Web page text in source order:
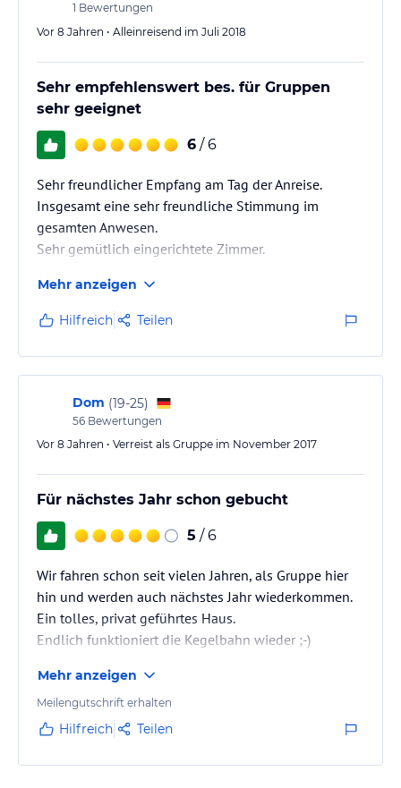
1 Bewertungen
Vor 8 Jahren • Alleinreisend im Juli 2018
Sehr empfehlenswert bes. für Gruppen
sehr geeignet
6 / 6
Sehr freundlicher Empfang am Tag der Anreise.
Insgesamt eine sehr freundliche Stimmung im
gesamten Anwesen.
Sehr gemütlich eingerichtete Zimmer.
Mehr anzeigen
Hilfreich Teilen
Dom (19-25)
56 Bewertungen
Vor 8 Jahren • Verreist als Gruppe im November 2017
Für nächstes Jahr schon gebucht
5 / 6
Wir fahren schon seit vielen Jahren, als Gruppe hier
hin und werden auch nächstes Jahr wiederkommen.
Ein tolles, privat geführtes Haus.
Endlich funktioniert die Kegelbahn wieder ;-)
Mehr anzeigen
Meilengutschrift erhalten
Hilfreich Teilen